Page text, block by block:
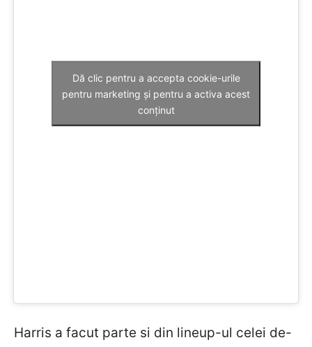
Dă clic pentru a accepta cookie-urile
pentru marketing și pentru a activa acest
conținut
Harris a facut parte si din lineup-ul celei de-